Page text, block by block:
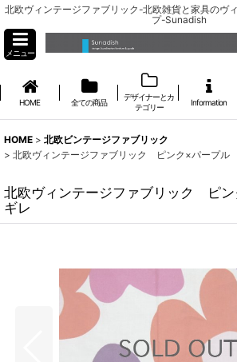
北欧ヴィンテージファブリック-北欧雑貨と家具のヴ
プ-Sunadish
メニュー
HOME 全ての商品
デザイナーとカ
テゴリー
Information
HOME > 北欧ビンテージファブリック
> 北欧ヴィンテージファブリック ピンク×パープル
北欧ヴィンテージファブリック ピ
ギレ